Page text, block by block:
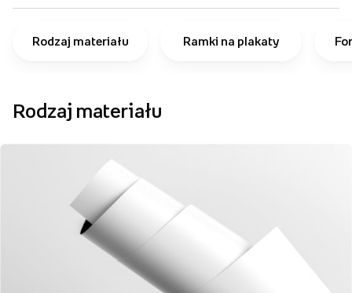
Rodzaj materiału Ramki na plakaty
Rodzaj materiału